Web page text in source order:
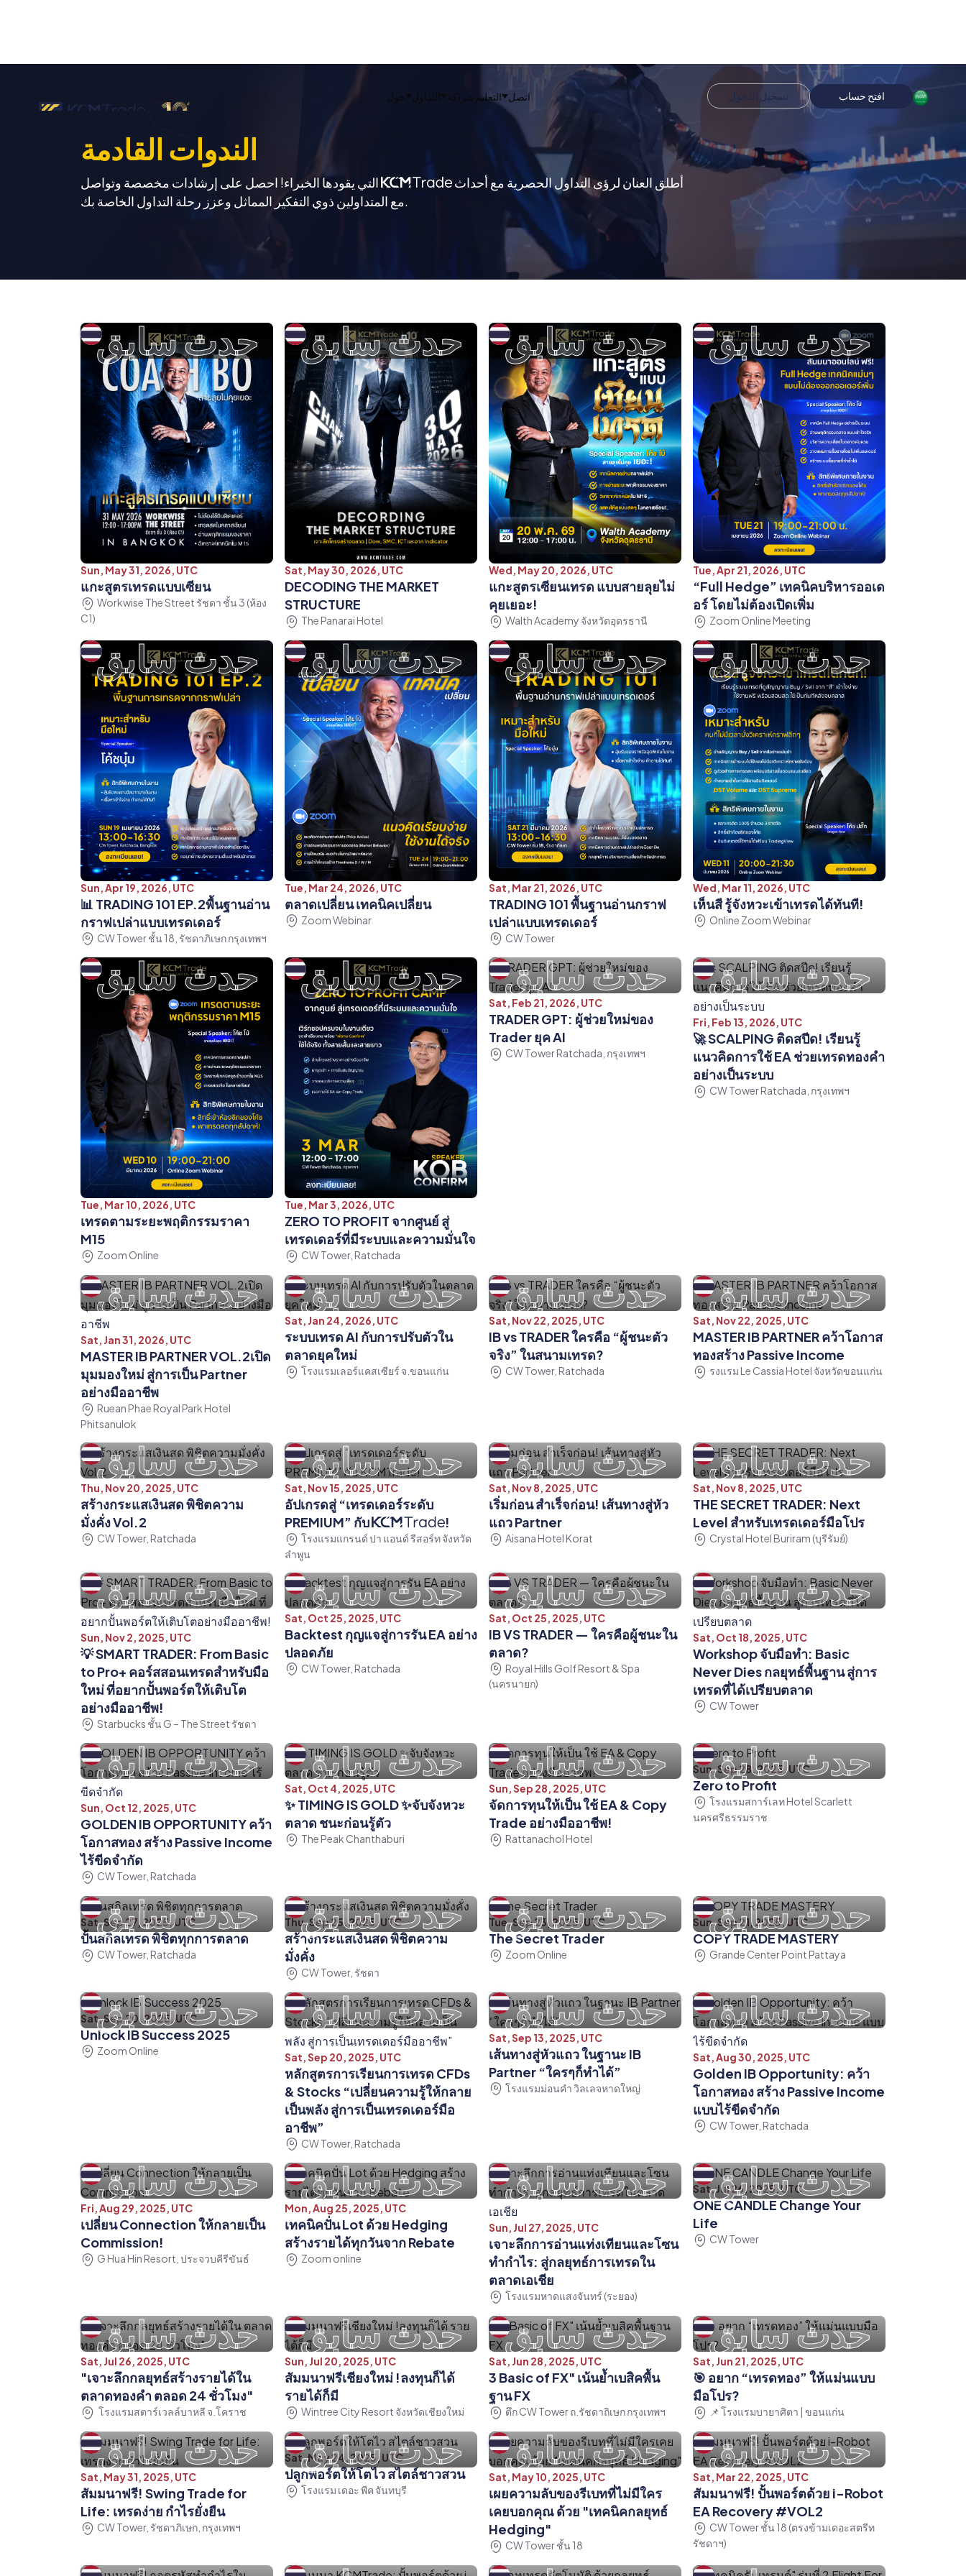
حول التداول شراكة التعليم اتصل تسجيل الدخول افتح حساب
الندوات القادمة
أطلق العنان لرؤى التداول الحصرية مع أحداث
التي يقودها الخبراء! احصل على إرشادات مخصصة وتواصل
مع المتداولين ذوي التفكير المماثل وعزز رحلة التداول الخاصة بك.
حدث سابق
Sun, May 31, 2026, UTC
แกะสูตรเทรดแบบเซียน
Workwise The Street รัชดา ชั้น 3 (ห้อง
C1)
حدث سابق
Sat, May 30, 2026, UTC
DECODING THE MARKET
STRUCTURE
The Panarai Hotel
حدث سابق
Wed, May 20, 2026, UTC
แกะสูตรเซียนเทรด แบบสายลุยไม่
คุยเยอะ!
Walth Academy จังหวัดอุดรธานี
حدث سابق
Tue, Apr 21, 2026, UTC
“Full Hedge” เทคนิคบริหารออเด
อร์ โดยไม่ต้องเปิดเพิ่ม
Zoom Online Meeting
حدث سابق
Sun, Apr 19, 2026, UTC
📊 TRADING 101 EP.2พื้นฐานอ่าน
กราฟเปล่าแบบเทรดเดอร์
CW Tower ชั้น 18, รัชดาภิเษก กรุงเทพฯ
حدث سابق
Tue, Mar 24, 2026, UTC
ตลาดเปลี่ยน เทคนิคเปลี่ยน
Zoom Webinar
حدث سابق
Sat, Mar 21, 2026, UTC
TRADING 101 พื้นฐานอ่านกราฟ
เปล่าแบบเทรดเดอร์
CW Tower
حدث سابق
Wed, Mar 11, 2026, UTC
เห็นสี รู้จังหวะเข้าเทรดได้ทันที!
Online Zoom Webinar
حدث سابق
Tue, Mar 10, 2026, UTC
เทรดตามระยะพฤติกรรมราคา
M15
Zoom Online
حدث سابق
Tue, Mar 3, 2026, UTC
ZERO TO PROFIT จากศูนย์ สู่
เทรดเดอร์ที่มีระบบและความมั่นใจ
CW Tower, Ratchada
حدث سابق
Sat, Feb 21, 2026, UTC
TRADER GPT: ผู้ช่วยใหม่ของ
Trader ยุค AI
CW Tower Ratchada, กรุงเทพฯ
حدث سابق
Fri, Feb 13, 2026, UTC
🚀 SCALPING ติดสปีด! เรียนรู้
แนวคิดการใช้ EA ช่วยเทรดทองคำ
อย่างเป็นระบบ
CW Tower Ratchada, กรุงเทพฯ
حدث سابق
Sat, Jan 31, 2026, UTC
MASTER IB PARTNER VOL.2เปิด
มุมมองใหม่ สู่การเป็น Partner
อย่างมืออาชีพ
Ruean Phae Royal Park Hotel
Phitsanulok
حدث سابق
Sat, Jan 24, 2026, UTC
ระบบเทรด AI กับการปรับตัวใน
ตลาดยุคใหม่
โรงแรมเลอร์แคสเซียร์ จ.ขอนแก่น
حدث سابق
Sat, Nov 22, 2025, UTC
IB vs TRADER ใครคือ “ผู้ชนะตัว
จริง” ในสนามเทรด?
CW Tower, Ratchada
حدث سابق
Sat, Nov 22, 2025, UTC
MASTER IB PARTNER คว้าโอกาส
ทองสร้าง Passive Income
รงแรม Le Cassia Hotel จังหวัดขอนแก่น
حدث سابق
Thu, Nov 20, 2025, UTC
สร้างกระแสเงินสด พิชิตความ
มั่งคั่ง Vol.2
CW Tower, Ratchada
حدث سابق
Sat, Nov 15, 2025, UTC
อัปเกรดสู่ “เทรดเดอร์ระดับ
PREMIUM” กับ
!
โรงแรมแกรนด์ ปา แอนด์ รีสอร์ท จังหวัด
ลำพูน
حدث سابق
Sat, Nov 8, 2025, UTC
เริ่มก่อน สำเร็จก่อน! เส้นทางสู่หัว
แถว Partner
Aisana Hotel Korat
حدث سابق
Sat, Nov 8, 2025, UTC
THE SECRET TRADER: Next
Level สำหรับเทรดเดอร์มือโปร
Crystal Hotel Buriram (บุรีรัมย์)
حدث سابق
Sun, Nov 2, 2025, UTC
💡 SMART TRADER: From Basic
to Pro+ คอร์สสอนเทรดสำหรับมือ
ใหม่ ที่อยากปั้นพอร์ตให้เติบโต
อย่างมืออาชีพ!
Starbucks ชั้น G – The Street รัชดา
حدث سابق
Sat, Oct 25, 2025, UTC
Backtest กุญแจสู่การรัน EA อย่าง
ปลอดภัย
CW Tower, Ratchada
حدث سابق
Sat, Oct 25, 2025, UTC
IB VS TRADER — ใครคือผู้ชนะใน
ตลาด?
Royal Hills Golf Resort & Spa
(นครนายก)
حدث سابق
Sat, Oct 18, 2025, UTC
Workshop จับมือทำ: Basic
Never Dies กลยุทธ์พื้นฐาน สู่การ
เทรดที่ได้เปรียบตลาด
CW Tower
حدث سابق
Sun, Oct 12, 2025, UTC
GOLDEN IB OPPORTUNITY คว้า
โอกาสทอง สร้าง Passive Income
ไร้ขีดจำกัด
CW Tower, Ratchada
حدث سابق
Sat, Oct 4, 2025, UTC
✨ TIMING IS GOLD ✨จับจังหวะ
ตลาด ชนะก่อนรู้ตัว
The Peak Chanthaburi
حدث سابق
Sun, Sep 28, 2025, UTC
จัดการทุนให้เป็น ใช้ EA & Copy
Trade อย่างมืออาชีพ!
Rattanachol Hotel
حدث سابق
Sun, Sep 28, 2025, UTC
Zero to Profit
โรงแรมสการ์เลท Hotel Scarlett
นครศรีธรรมราช
حدث سابق
Sat, Sep 27, 2025, UTC
ปั้นสกิลเทรด พิชิตทุกการตลาด
CW Tower, Ratchada
حدث سابق
Thu, Sep 25, 2025, UTC
สร้างกระแสเงินสด พิชิตความ
มั่งคั่ง
CW Tower, รัชดา
حدث سابق
Tue, Sep 23, 2025, UTC
The Secret Trader
Zoom Online
حدث سابق
Sun, Sep 21, 2025, UTC
COPY TRADE MASTERY
Grande Center Point Pattaya
حدث سابق
Sat, Sep 20, 2025, UTC
Unlock IB Success 2025
Zoom Online
حدث سابق
Sat, Sep 20, 2025, UTC
หลักสูตรการเรียนการเทรด CFDs
& Stocks “เปลี่ยนความรู้ให้กลาย
เป็นพลัง สู่การเป็นเทรดเดอร์มือ
อาชีพ”
CW Tower, Ratchada
حدث سابق
Sat, Sep 13, 2025, UTC
เส้นทางสู่หัวแถว ในฐานะ IB
Partner “ใครๆก็ทำได้”
โรงแรมม่อนคำ วิลเลจหาดใหญ่
حدث سابق
Sat, Aug 30, 2025, UTC
Golden IB Opportunity: คว้า
โอกาสทอง สร้าง Passive Income
แบบไร้ขีดจำกัด
CW Tower, Ratchada
حدث سابق
Fri, Aug 29, 2025, UTC
เปลี่ยน Connection ให้กลายเป็น
Commission!
G Hua Hin Resort, ประจวบคีรีขันธ์
حدث سابق
Mon, Aug 25, 2025, UTC
เทคนิคปั่น Lot ด้วย Hedging
สร้างรายได้ทุกวันจาก Rebate
Zoom online
حدث سابق
Sun, Jul 27, 2025, UTC
เจาะลึกการอ่านแท่งเทียนและโซน
ทำกำไร: สู่กลยุทธ์การเทรดใน
ตลาดเอเชีย
โรงแรมหาดแสงจันทร์ (ระยอง)
حدث سابق
Sat, Jul 26, 2025, UTC
ONE CANDLE Change Your
Life
CW Tower
حدث سابق
Sat, Jul 26, 2025, UTC
"เจาะลึกกลยุทธ์สร้างรายได้ใน
ตลาดทองคำ ตลอด 24 ชั่วโมง"
โรงแรมสตาร์เวลล์บาหลี จ.โคราช
حدث سابق
Sun, Jul 20, 2025, UTC
สัมมนาฟรีเชียงใหม่ !ลงทุนก็ได้
รายได้ก็มี
Wintree City Resort จังหวัดเชียงใหม่
حدث سابق
Sat, Jun 28, 2025, UTC
3 Basic of FX" เน้นย้ำเบสิคพื้น
ฐาน FX
ตึก CW Tower ถ.รัชดาถิเษก กรุงเทพฯ
حدث سابق
Sat, Jun 21, 2025, UTC
🎯 อยาก “เทรดทอง” ให้แม่นแบบ
มือโปร?
📌 โรงแรมบายาศิตา | ขอนแก่น
حدث سابق
Sat, May 31, 2025, UTC
สัมมนาฟรี! Swing Trade for
Life: เทรดง่าย กำไรยั่งยืน
CW Tower, รัชดาภิเษก, กรุงเทพฯ
حدث سابق
Sat, May 24, 2025, UTC
ปลูกพอร์ตให้โตไว สไตล์ชาวสวน
โรงแรม เดอะ พีค จันทบุรี
حدث سابق
Sat, May 10, 2025, UTC
เผยความลับของรีเบทที่ไม่มีใคร
เคยบอกคุณ ด้วย "เทคนิคกลยุทธ์
Hedging"
CW Tower ชั้น 18
حدث سابق
Sat, Mar 22, 2025, UTC
สัมมนาฟรี! ปั้นพอร์ตด้วย i-Robot
EA Recovery #VOL2
CW Tower ชั้น 18 (ตรงข้ามเดอะสตรีท
รัชดาฯ)